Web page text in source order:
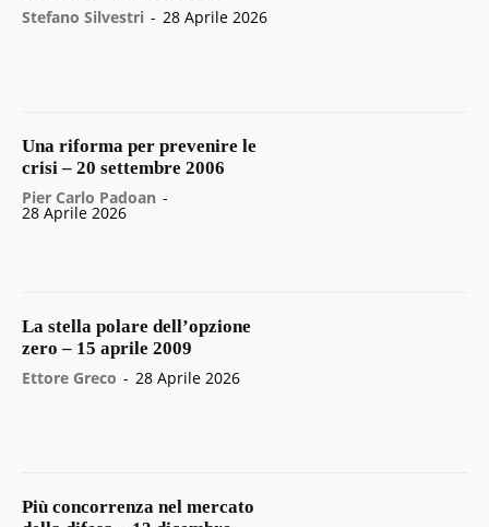
Stefano Silvestri - 28 Aprile 2026
Una riforma per prevenire le
crisi – 20 settembre 2006
Pier Carlo Padoan -
28 Aprile 2026
La stella polare dell’opzione
zero – 15 aprile 2009
Ettore Greco - 28 Aprile 2026
Più concorrenza nel mercato